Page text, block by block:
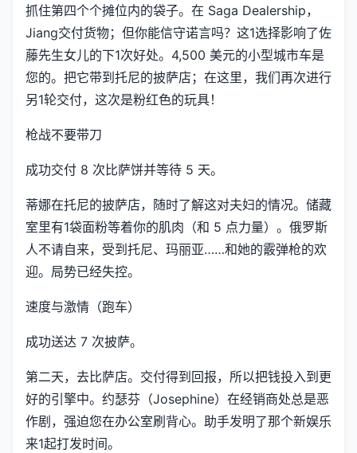
抓住第四个个摊位内的袋子。在 Saga Dealership，
Jiang交付货物；但你能信守诺言吗？这1选择影响了佐
藤先生女儿的下1次好处。4,500 美元的小型城市车是
您的。把它带到托尼的披萨店；在这里，我们再次进行
另1轮交付，这次是粉红色的玩具！
枪战不要带刀
成功交付 8 次比萨饼并等待 5 天。
蒂娜在托尼的披萨店，随时了解这对夫妇的情况。储藏
室里有1袋面粉等着你的肌肉（和 5 点力量）。俄罗斯
人不请自来，受到托尼、玛丽亚……和她的霰弹枪的欢
迎。局势已经失控。
速度与激情（跑车）
成功送达 7 次披萨。
第二天，去比萨店。交付得到回报，所以把钱投入到更
好的引擎中。约瑟芬（Josephine）在经销商处总是恶
作剧，强迫您在办公室刷背心。助手发明了那个新娱乐
来1起打发时间。